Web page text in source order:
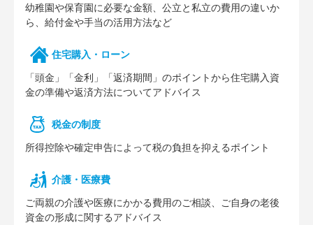
幼稚園や保育園に必要な⾦額、公⽴と私⽴の費⽤の違いか
ら、給付⾦や⼿当の活⽤⽅法など
住宅購⼊・ローン
「頭⾦」「⾦利」「返済期間」のポイントから住宅購⼊資
⾦の準備や返済⽅法についてアドバイス
税⾦の制度
所得控除や確定申告によって税の負担を抑えるポイント
介護・医療費
ご両親の介護や医療にかかる費⽤のご相談、ご⾃⾝の⽼後
資⾦の形成に関するアドバイス